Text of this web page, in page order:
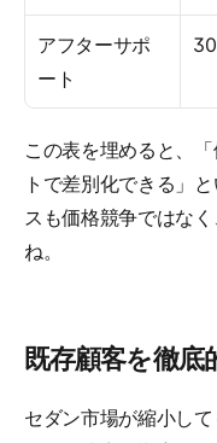
アフターサポ
ート
この表を埋めると、
トで差別化できる」
スも価格競争ではな
ね。
既存顧客を徹底
セダン市場が縮小し